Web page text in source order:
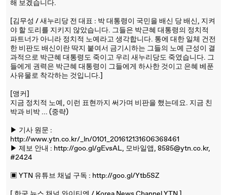
해 보겠습니다.
[김무성 / 새누리당 전 대표 : 박 대통령이 국민을 배신 당 배신, 지켜
야 할 도리를 지키지 않았습니다. 그들은 박근혜 대통령의 정치적
파트너가 아니라 정치적 노예라고 생각합니다. 통에 대한 일체 건전
한 비판도 배신이란 딱지 붙여서 금기시하는 그들의 노예 근성이 결
과적으로 박근혜 대통령도 죽이고 우리 새누리당도 죽였습니다. 그
들에게 권력은 박근혜 대통령이 그들에게 하사한 것이고 은혜 베푼
사유물로 착각하는 것입니다.]
[앵커]
지금 정치적 노예, 이런 표현까지 써가며 비판을 했는데요. 지금 친
박과 비박 ... (중략)
▶ 기사 원문 :
http://www.ytn.co.kr/_ln/0101_201612131606368461
▶ 제보 안내 : http://goo.gl/gEvsAL, 모바일앱, 8585@ytn.co.kr,
#2424
▣ YTN 유튜브 채널 구독 : http://goo.gl/Ytb5SZ